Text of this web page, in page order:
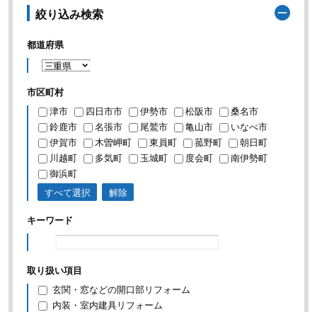
絞り込み検索
都道府県
市区町村
津市
四日市市 伊勢市 松阪市
桑名市
鈴鹿市
名張市 尾鷲市 亀山市
いなべ市
伊賀市
木曽岬町 東員町 菰野町
朝日町
川越町
多気町 玉城町 度会町
南伊勢町
御浜町
すべて選択
解除
キーワード
取り扱い項目
玄関・窓などの開口部リフォーム
内装・室内建具リフォーム